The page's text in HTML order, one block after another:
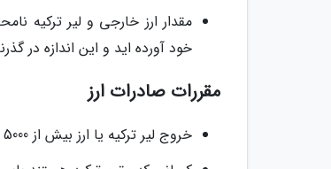
مقدار ارز خارجی و لیر ترکیه
خود آورده اید و این اندازه در
مقررات صادرات ارز
خروج لیر ترکیه یا ارز بیش از 5000 دلار باید اعلام گردد.